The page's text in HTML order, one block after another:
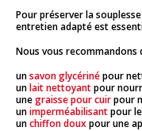
Pour préserver la
entretien adapté est
Nous vous recommandons
unsavon glycérinépour
unlait nettoyantpour
unegraisse pour cuirpour
unimperméabilisantpour
unchiffon douxpour une